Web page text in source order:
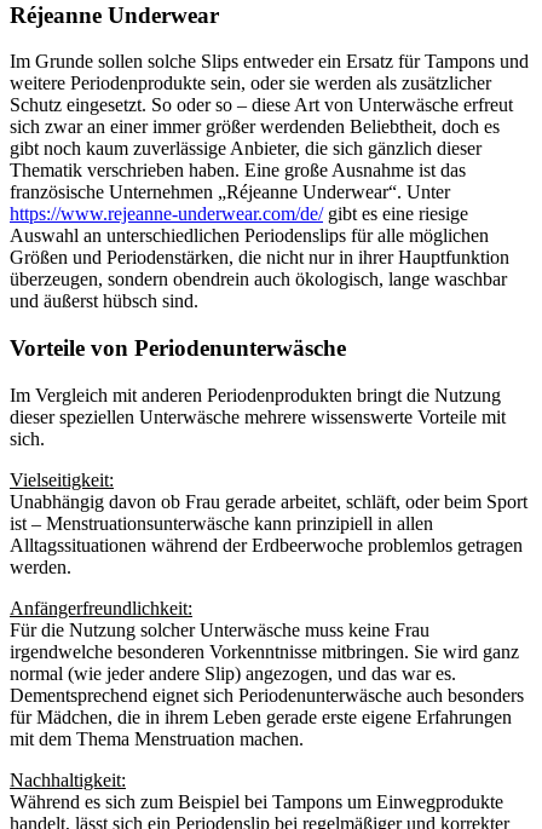
Réjeanne Underwear
Im Grunde sollen solche Slips entweder ein Ersatz für Tampons und
weitere Periodenprodukte sein, oder sie werden als zusätzlicher
Schutz eingesetzt. So oder so – diese Art von Unterwäsche erfreut
sich zwar an einer immer größer werdenden Beliebtheit, doch es
gibt noch kaum zuverlässige Anbieter, die sich gänzlich dieser
Thematik verschrieben haben. Eine große Ausnahme ist das
französische Unternehmen „Réjeanne Underwear“. Unter
https://www.rejeanne-underwear.com/de/gibt es eine riesige
Auswahl an unterschiedlichen Periodenslips für alle möglichen
Größen und Periodenstärken, die nicht nur in ihrer Hauptfunktion
überzeugen, sondern obendrein auch ökologisch, lange waschbar
und äußerst hübsch sind.
Vorteile von Periodenunterwäsche
Im Vergleich mit anderen Periodenprodukten bringt die Nutzung
dieser speziellen Unterwäsche mehrere wissenswerte Vorteile mit
sich.
Vielseitigkeit:
Unabhängig davon ob Frau gerade arbeitet, schläft, oder beim Sport
ist – Menstruationsunterwäsche kann prinzipiell in allen
Alltagssituationen während der Erdbeerwoche problemlos getragen
werden.
Anfängerfreundlichkeit:
Für die Nutzung solcher Unterwäsche muss keine Frau
irgendwelche besonderen Vorkenntnisse mitbringen. Sie wird ganz
normal (wie jeder andere Slip) angezogen, und das war es.
Dementsprechend eignet sich Periodenunterwäsche auch besonders
für Mädchen, die in ihrem Leben gerade erste eigene Erfahrungen
mit dem Thema Menstruation machen.
Nachhaltigkeit:
Während es sich zum Beispiel bei Tampons um Einwegprodukte
handelt, lässt sich ein Periodenslip bei regelmäßiger und korrekter